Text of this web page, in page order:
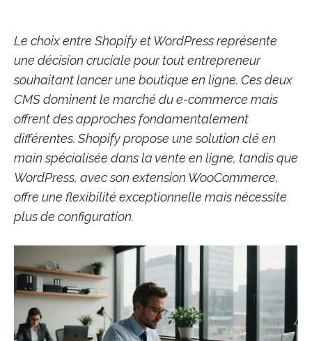
Le choix entre Shopify et WordPress représente
une décision cruciale pour tout entrepreneur
souhaitant lancer une boutique en ligne. Ces deux
CMS dominent le marché du e-commerce mais
offrent des approches fondamentalement
différentes. Shopify propose une solution clé en
main spécialisée dans la vente en ligne, tandis que
WordPress, avec son extension WooCommerce,
offre une flexibilité exceptionnelle mais nécessite
plus de configuration.